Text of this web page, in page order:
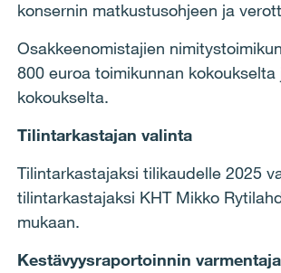
konsernin matkustusohjeen ja
Osakkeenomistajien
800 euroa toimikunnan
kokoukselta.
Tilintarkastajan valinta
Tilintarkastajaksi tilikaudelle 2025
tilintarkastajaksi KHT Mikko
mukaan.
Kestävyysraportoinnin